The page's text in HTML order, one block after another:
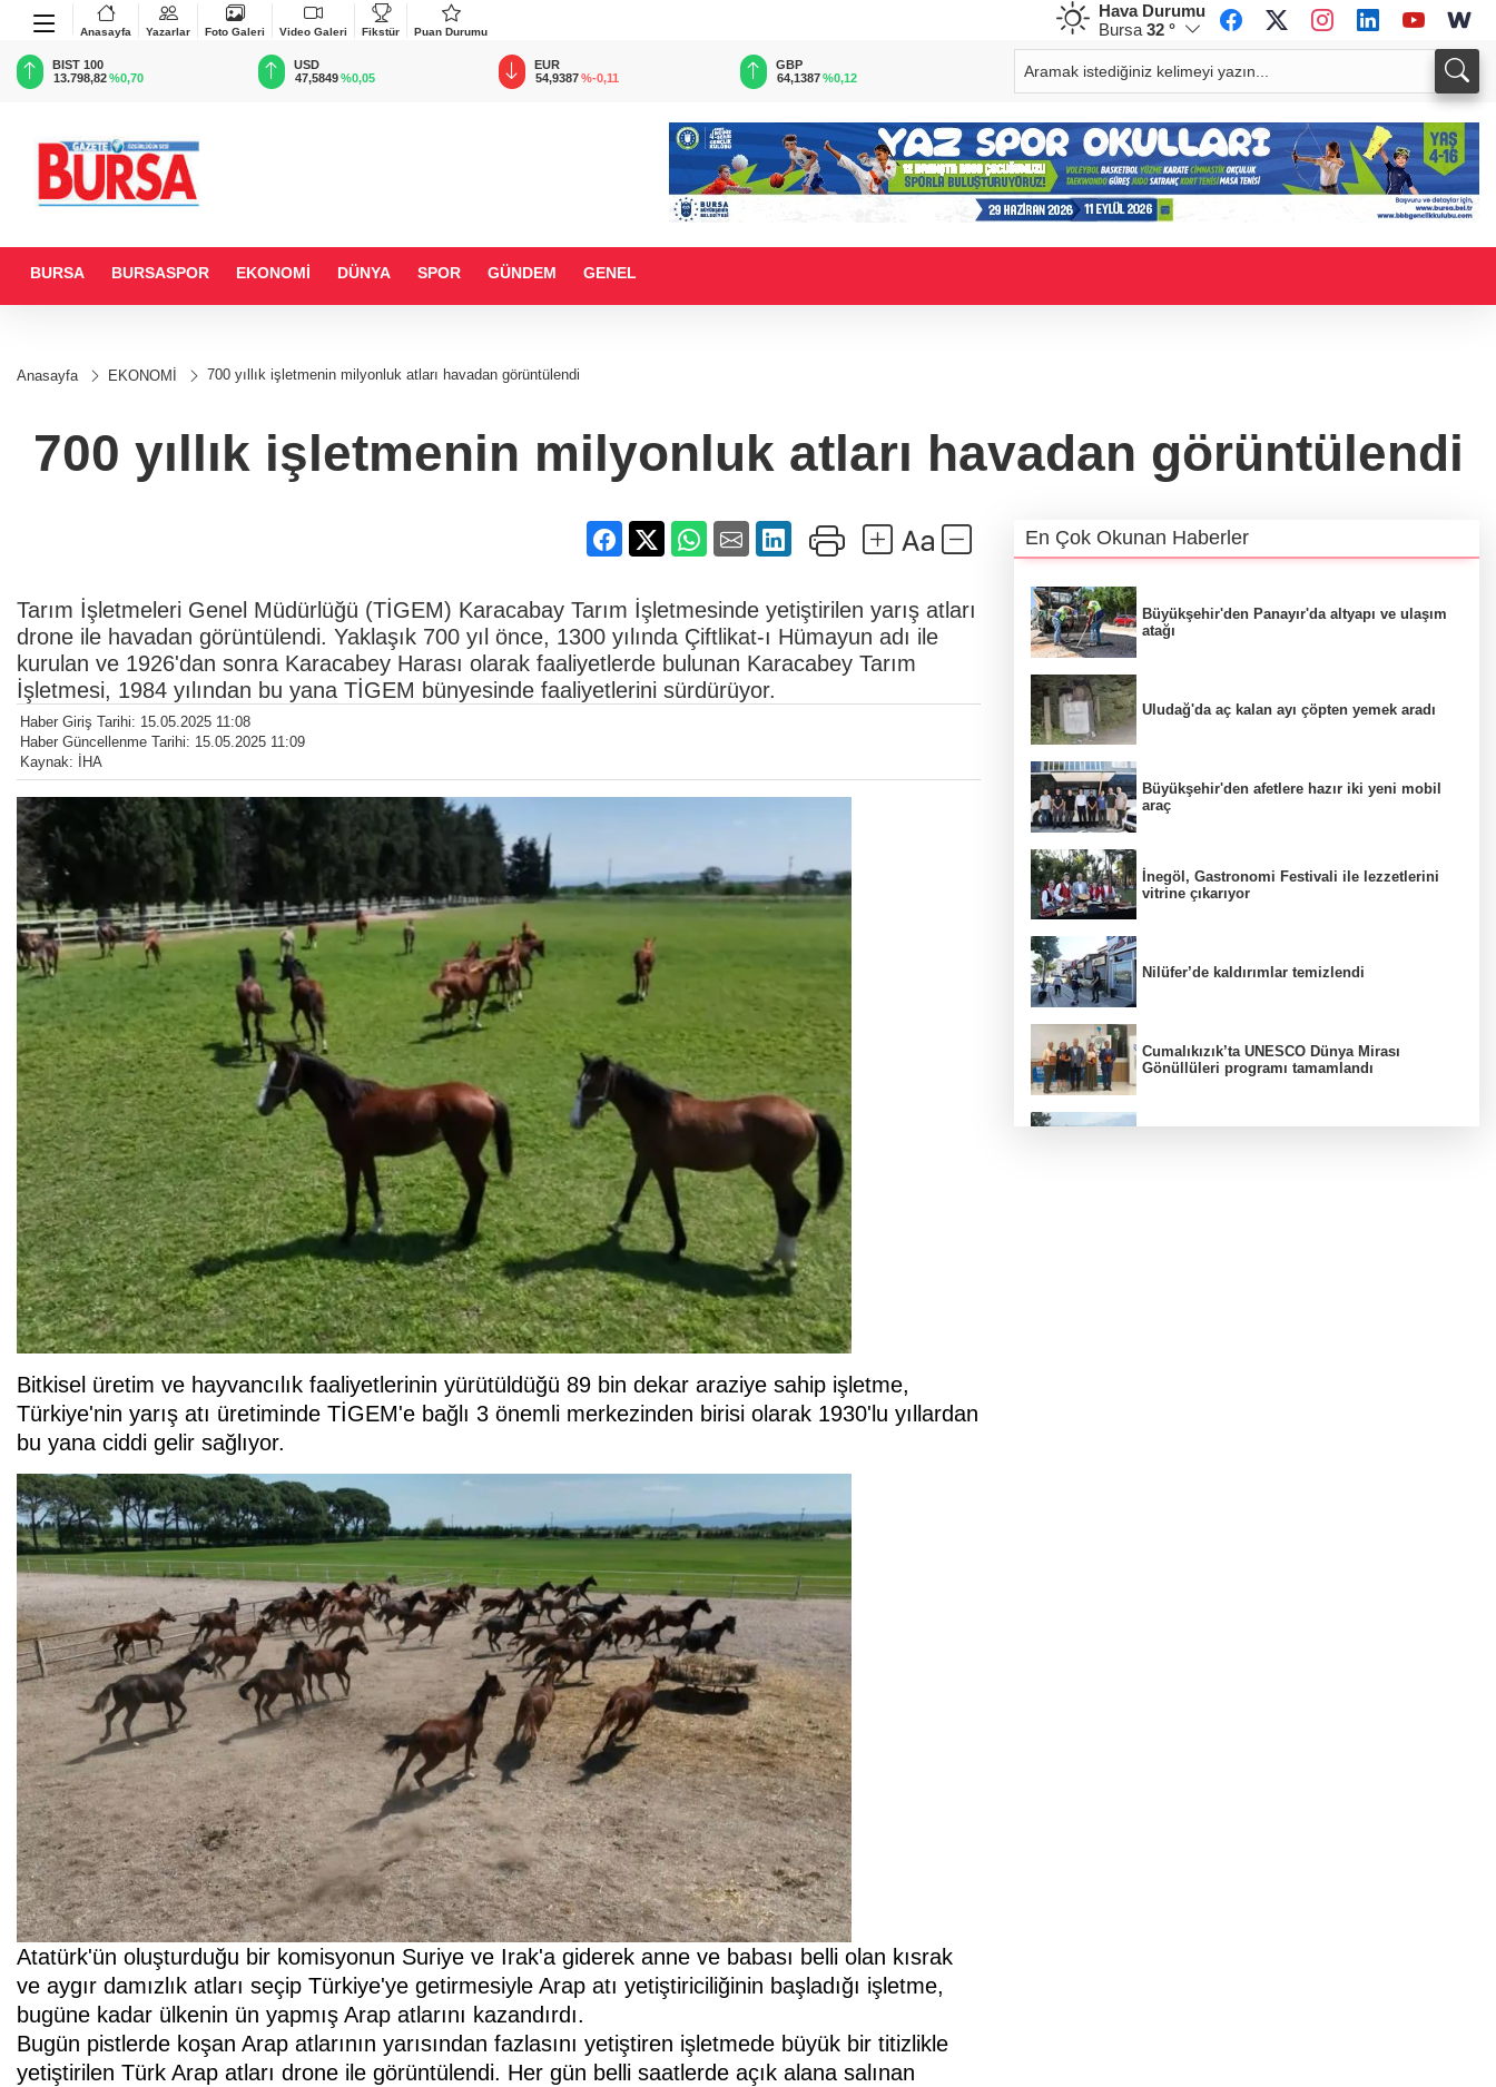
Anasayfa Yazarlar Foto Galeri Video Galeri Fikstür Puan Durumu
Hava Durumu
Bursa 32 °
BIST 100
13.798,82%0,70
USD
47,5849 %0,05
EUR
54,9387%-0,11
GBP
64,1387 %0,12
CHF
58,5444%-0,64
33,9214
BURSA BURSASPOR EKONOMİ DÜNYA SPOR GÜNDEM GENEL
Anasayfa EKONOMİ 700 yıllık işletmenin milyonluk atları havadan görüntülendi
700 yıllık işletmenin milyonluk atları havadan görüntülendi
Tarım İşletmeleri Genel Müdürlüğü (TİGEM) Karacabay Tarım İşletmesinde yetiştirilen yarış atları
drone ile havadan görüntülendi. Yaklaşık 700 yıl önce, 1300 yılında Çiftlikat-ı Hümayun adı ile
kurulan ve 1926'dan sonra Karacabey Harası olarak faaliyetlerde bulunan Karacabey Tarım
İşletmesi, 1984 yılından bu yana TİGEM bünyesinde faaliyetlerini sürdürüyor.
Haber Giriş Tarihi: 15.05.2025 11:08
Haber Güncellenme Tarihi: 15.05.2025 11:09
Kaynak: İHA
Bitkisel üretim ve hayvancılık faaliyetlerinin yürütüldüğü 89 bin dekar araziye sahip işletme,
Türkiye'nin yarış atı üretiminde TİGEM'e bağlı 3 önemli merkezinden birisi olarak 1930'lu yıllardan
bu yana ciddi gelir sağlıyor.
Atatürk'ün oluşturduğu bir komisyonun Suriye ve Irak'a giderek anne ve babası belli olan kısrak
ve aygır damızlık atları seçip Türkiye'ye getirmesiyle Arap atı yetiştiriciliğinin başladığı işletme,
bugüne kadar ülkenin ün yapmış Arap atlarını kazandırdı.
Bugün pistlerde koşan Arap atlarının yarısından fazlasını yetiştiren işletmede büyük bir titizlikle
yetiştirilen Türk Arap atları drone ile görüntülendi. Her gün belli saatlerde açık alana salınan
En Çok Okunan Haberler
Büyükşehir'den Panayır'da altyapı ve ulaşım
atağı
Uludağ'da aç kalan ayı çöpten yemek aradı
Büyükşehir'den afetlere hazır iki yeni mobil
araç
İnegöl, Gastronomi Festivali ile lezzetlerini
vitrine çıkarıyor
Nilüfer’de kaldırımlar temizlendi
Cumalıkızık’ta UNESCO Dünya Mirası
Gönüllüleri programı tamamlandı